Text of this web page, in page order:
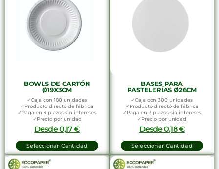
BOWLS DE CARTÓN
Ø19X3CM
✓Caja con 180 unidades
✓Producto directo de fábrica
✓Paga en 3 plazos sin intereses
✓Precio por unidad
Desde0,17€
Seleccionar Cantidad
BASES PARA
PASTELERÍAS Ø26CM
✓Caja con 300 unidades
✓Producto directo de fábrica
✓Paga en 3 plazos sin intereses
✓Precio por unidad
Desde0,18€
Seleccionar Cantidad